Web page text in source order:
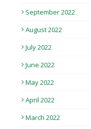
September 2022
August 2022
July 2022
June 2022
May 2022
April 2022
March 2022